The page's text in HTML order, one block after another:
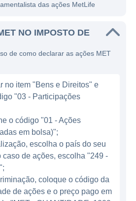
da vida.
diversas áreas dentro do
sendo amplamente
apólices de seguro de
saúde. Com um portfólio
a empresa atende tanto
com seguros pessoais,
oferecendo seguros
para funcionários. A
se destaca em soluções
tornando-se
para planejamento
das ações MetLife
NO IMPOSTO DE
de como declarar as ações MET
no item "Bens e Direitos" e
"03 - Participações
o código "01 - Ações
em bolsa)";
escolha o país do seu
caso de ações, escolha "249 -
coloque o código da
de ações e o preço pago em